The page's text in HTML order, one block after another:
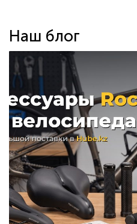
Наш блог